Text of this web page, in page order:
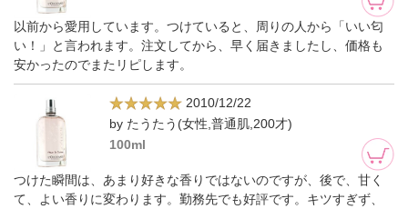
以前から愛用しています。つけていると、周りの人から「いい匂
い！」と言われます。注文してから、早く届きましたし、価格も
安かったのでまたリピします。
2010/12/22
by たうたう(女性,普通肌,200才)
100ml
つけた瞬間は、あまり好きな香りではないのですが、後で、甘く
て、よい香りに変わります。勤務先でも好評です。キツすぎず、